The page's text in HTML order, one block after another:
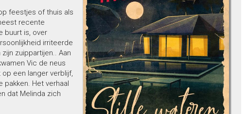
feestjes of thuis als
recente
buurt is, over
irriteerde
zuippartijen.. Aan
Vic de neus
een langer verblijf,
pakken. Het verhaal
dat Melinda zich